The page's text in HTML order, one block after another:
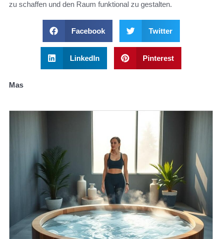
zu schaffen und den Raum funktional zu gestalten.
Facebook Twitter
LinkedIn Pinterest
Mas